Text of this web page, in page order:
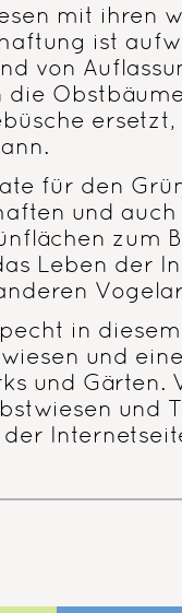
mit ihren
ist
von
für den
und
zum
Leben der
in
und
und
und